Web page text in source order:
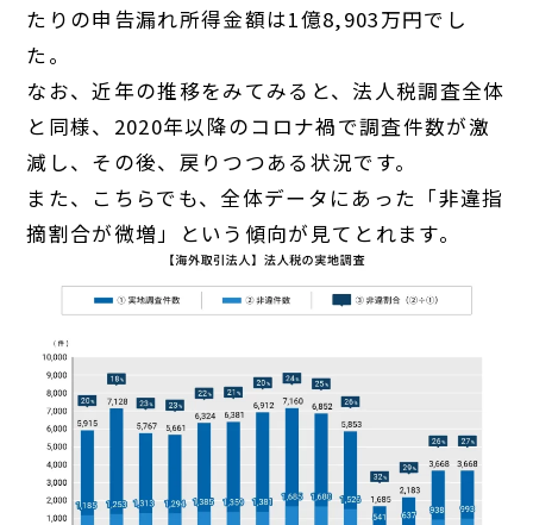
たりの申告漏れ所得金額は1億8,903万円でし
た。
なお、近年の推移をみてみると、法人税調査全体
と同様、2020年以降のコロナ禍で調査件数が激
減し、その後、戻りつつある状況です。
また、こちらでも、全体データにあった「非違指
摘割合が微増」という傾向が見てとれます。